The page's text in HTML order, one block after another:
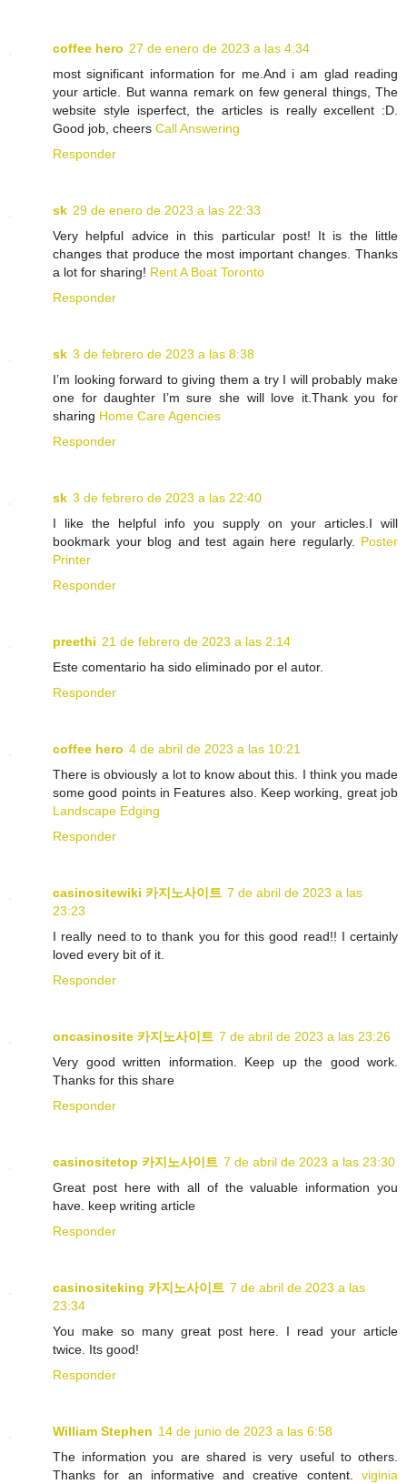
coffee hero 27 de enero de 2023 a las 4:34
most significant information for me.And i am glad reading
your article. But wanna remark on few general things, The
website style isperfect, the articles is really excellent :D.
Good job, cheers Call Answering
Responder
sk 29 de enero de 2023 a las 22:33
Very helpful advice in this particular post! It is the little
changes that produce the most important changes. Thanks
a lot for sharing! Rent A Boat Toronto
Responder
sk 3 de febrero de 2023 a las 8:38
I’m looking forward to giving them a try I will probably make
one for daughter I’m sure she will love it.Thank you for
sharing Home Care Agencies
Responder
sk 3 de febrero de 2023 a las 22:40
I like the helpful info you supply on your articles.I will
bookmark your blog and test again here regularly. Poster
Printer
Responder
preethi 21 de febrero de 2023 a las 2:14
Este comentario ha sido eliminado por el autor.
Responder
coffee hero 4 de abril de 2023 a las 10:21
There is obviously a lot to know about this. I think you made
some good points in Features also. Keep working, great job
Landscape Edging
Responder
casinositewiki 카지노사이트 7 de abril de 2023 a las
23:23
I really need to to thank you for this good read!! I certainly
loved every bit of it.
Responder
oncasinosite 카지노사이트 7 de abril de 2023 a las 23:26
Very good written information. Keep up the good work.
Thanks for this share
Responder
casinositetop 카지노사이트 7 de abril de 2023 a las 23:30
Great post here with all of the valuable information you
have. keep writing article
Responder
casinositeking 카지노사이트 7 de abril de 2023 a las
23:34
You make so many great post here. I read your article
twice. Its good!
Responder
William Stephen 14 de junio de 2023 a las 6:58
The information you are shared is very useful to others.
Thanks for an informative and creative content. viginia